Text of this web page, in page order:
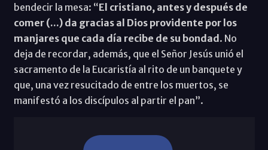
bendecir la mesa: “El cristiano, antes y después de
comer (...) da gracias al Dios providente por los
manjares que cada día recibe de su bondad. No
deja de recordar, además, que el Señor Jesús unió el
sacramento de la Eucaristía al rito de un banquete y
que, una vez resucitado de entre los muertos, se
manifestó a los discípulos al partir el pan”.